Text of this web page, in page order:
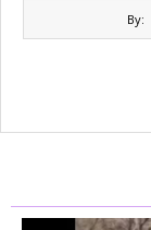
By: